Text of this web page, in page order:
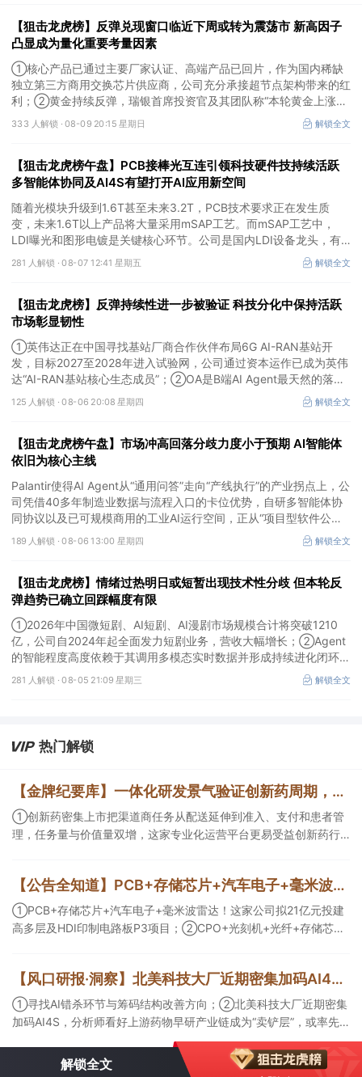
【狙击龙虎榜】反弹兑现窗口临近下周或转为震荡市 新高因子
凸显成为量化重要考量因素
①核心产品已通过主要厂家认证、高端产品已回片，作为国内稀缺
独立第三方商用交换芯片供应商，公司充分承接超节点架构带来的红
利；②黄金持续反弹，瑞银首席投资官及其团队称“本轮黄金上涨行
情拥有基本面支撑，预计2027年上半年金价将向每盎司5000美元迈
进”。
333 人解锁 ·08-09 20:15 星期日 解锁全文
【狙击龙虎榜午盘】PCB接棒光互连引领科技硬件技持续活跃
多智能体协同及AI4S有望打开AI应用新空间
随着光模块升级到1.6T甚至未来3.2T，PCB技术要求正在发生质
变，未来1.6T以上产品将大量采用mSAP工艺。而mSAP工艺中，
LDI曝光和图形电镀是关键核心环节。公司是国内LDI设备龙头，有
望凭借其解析度更高的LDI技术，成为不可或缺的关键“铲子股”。
281 人解锁 ·08-07 12:41 星期五 解锁全文
【狙击龙虎榜】反弹持续性进一步被验证 科技分化中保持活跃
市场彰显韧性
①英伟达正在中国寻找基站厂商合作伙伴布局6G AI-RAN基站开
发，目标2027至2028年进入试验网，公司通过资本运作已成为英伟
达“AI-RAN基站核心生态成员”；②OA是B端AI Agent最天然的落地
入口，公司凭借数万家企业客户积累的场景厚度正从协同管理软件龙
头进化为企业智能体经济的核心枢纽；③市场重组、股权转让暗线
125 人解锁 ·08-06 20:08 星期四 解锁全文
【狙击龙虎榜午盘】市场冲高回落分歧力度小于预期 AI智能体
依旧为核心主线
Palantir使得AI Agent从“通用问答”走向“产线执行”的产业拐点上，公
司凭借40多年制造业数据与流程入口的卡位优势，自研多智能体协
同协议以及已可规模商用的工业AI运行空间，正从“项目型软件公
司”向“AI原生平台生态型公司”跃迁。
189 人解锁 ·08-06 13:00 星期四 解锁全文
【狙击龙虎榜】情绪过热明日或短暂出现技术性分歧 但本轮反
弹趋势已确立回踩幅度有限
①2026年中国微短剧、AI短剧、AI漫剧市场规模合计将突破1210
亿，公司自2024年起全面发力短剧业务，营收大幅增长；②Agent
的智能程度高度依赖于其调用多模态实时数据并形成持续进化闭环的
能力，公司是全球首个完成TPC-DS测试并通过官方审计的数据库企
业；③2026年被多方定义为Robotaxi商业化元年，公司正从“传统
281 人解锁 ·08-05 21:09 星期三 解锁全文
热门解锁
【金牌纪要库】一体化研发景气验证创新药周期，商业渠道与AI科研设备同步扩容
①创新药密集上市把渠道商任务从配送延伸到准入、支付和患者管
理，任务量与价值量双增，这家专业化运营平台更易受益创新药行
研发会带动数据生产与分析设备、生物工艺与制药装备等需求，管
线推进后这一类企业会随产业节奏随后受益。
【公告全知道】PCB+存储芯片+汽车电子+毫米波雷达！公司拟21亿元投建高多层及HDI印制电路板P3项目
①PCB+存储芯片+汽车电子+毫米波雷达！这家公司拟21亿元投建
高多层及HDI印制电路板P3项目；②CPO+光刻机+光纤+存储芯
纯六氟化钨量产。
【风口研报·洞察】北美科技大厂近期密集加码AI4S，分析师看好上游药物早研产业链成为“卖铲层”，或率先受益于模型训练带来的需求井喷；寻找AI错杀环节与筹码结构改善方向
①寻找AI错杀环节与筹码结构改善方向；②北美科技大厂近期密集
加码AI4S，分析师看好上游药物早研产业链成为“卖铲层”，或率先
受益于模型训练带来的需求井喷；③今日全市场机构研报共发布
334篇，九安医疗评级得到上调，28家公司获得首度覆盖，其中欧
解锁全文